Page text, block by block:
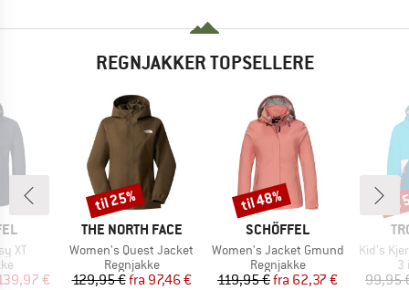
REGNJAKKER TOPSELLERE
XT
pris
€
MÆRKE
THE NORTH FACE
Artikel
Women's Quest Jacket
Produktgruppe
Regnjakke
Pris
129,95 € Nedsat pris
fra 97,46 €
Rabat
til 25%
MÆRKE
SCHÖFFEL
Artikel
Women's Jacket Gmund
Produktgruppe
Regnjakke
Pris
119,95 € Nedsat pris
fra 62,37 €
Rabat
til 48%
Artikel
Kid's
3
99,95